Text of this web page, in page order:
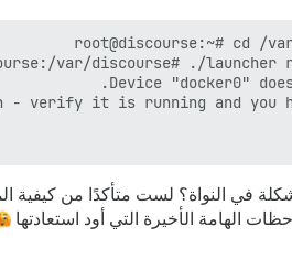
الهامة الأخيرة التي أود استعادتها